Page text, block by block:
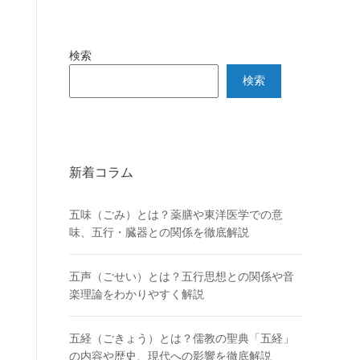
検索
検索
新着コラム
五味（ごみ）とは？薬膳や東洋医学での意
味、五行・臓器との関係を徹底解説
五声（ごせい）とは？五行思想との関係や音
楽理論をわかりやすく解説
五経（ごきょう）とは？儒教の聖典「五経」
の内容や歴史、現代への影響を徹底解説